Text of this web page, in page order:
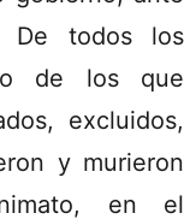
De todos los
de los que
excluidos,
y murieron
en el